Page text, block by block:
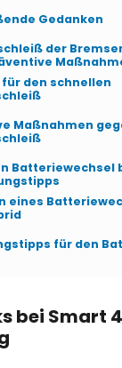
Gedanken
der
für den schnellen
Maßnahmen
Batteriewechsel
eines
für den
bei Smart